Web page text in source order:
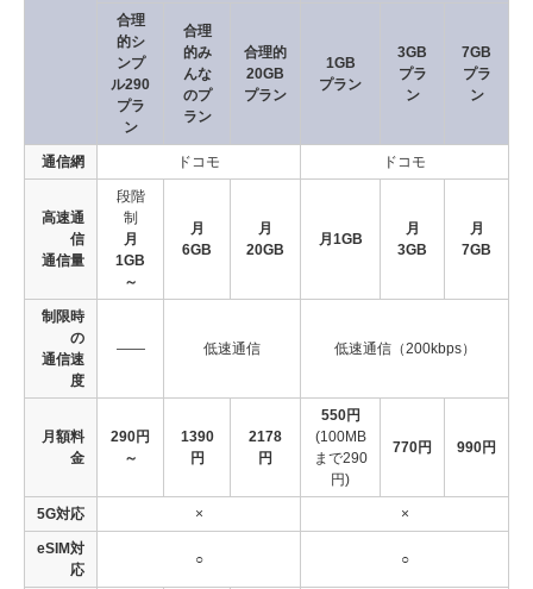
合理
的シ
ンプ
ル290
プラ
ン
合理
的み
んな
のプ
ラン
合理的
20GB
プラン
1GB
プラン
3GB
プラ
ン
7GB
プラ
ン
通信網 ドコモ ドコモ
高速通
信
通信量
段階
制
月
1GB
～
月
6GB
月
20GB
月1GB
月
3GB
月
7GB
制限時
の
通信速
度
―― 低速通信 低速通信（200kbps）
月額料
金
290円
～
1390
円
2178
円
550円
(100MB
まで290
円)
770円 990円
5G対応 × ×
eSIM対
応
○ ○